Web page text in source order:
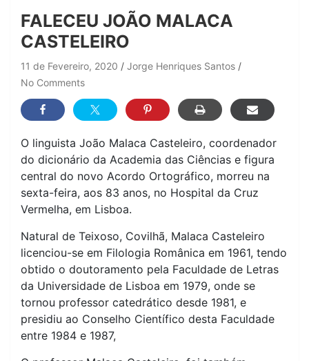
FALECEU JOÃO MALACA
CASTELEIRO
11 de Fevereiro, 2020
Jorge Henriques Santos
No Comments
O linguista João Malaca Casteleiro, coordenador
do dicionário da Academia das Ciências e figura
central do novo Acordo Ortográfico, morreu na
sexta-feira, aos 83 anos, no Hospital da Cruz
Vermelha, em Lisboa.
Natural de Teixoso, Covilhã, Malaca Casteleiro
licenciou-se em Filologia Românica em 1961, tendo
obtido o doutoramento pela Faculdade de Letras
da Universidade de Lisboa em 1979, onde se
tornou professor catedrático desde 1981, e
presidiu ao Conselho Científico desta Faculdade
entre 1984 e 1987,